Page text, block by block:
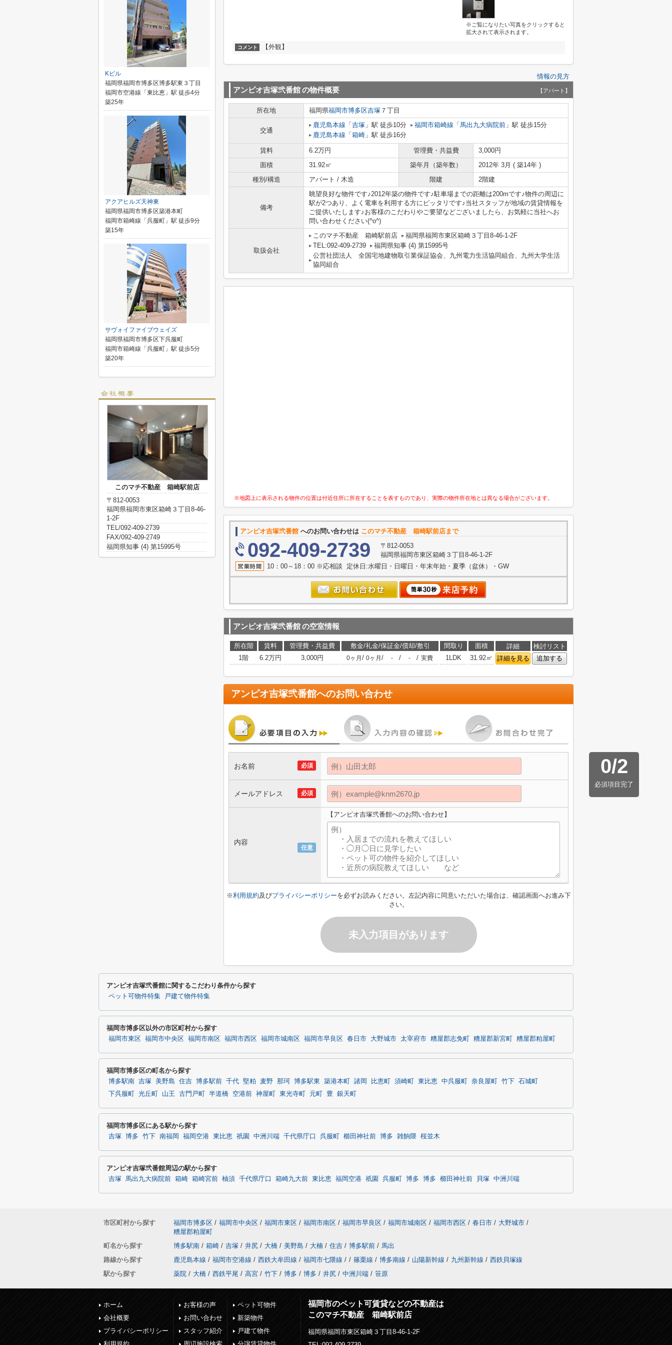
※ご覧になりたい写真をクリックすると
拡大されて表示されます。
コメント 【外観】
情報の見方
アンピオ吉塚弐番館の物件概要 【アパート】
所在地 福岡県福岡市博多区吉塚 ７丁目
交通
鹿児島本線 「 吉塚 」駅 徒歩10分 福岡市箱崎線 「 馬出九大病院前 」駅 徒歩15分
鹿児島本線 「 箱崎 」駅 徒歩16分
賃料 6.2万円 管理費・共益費
3,000円
面積
31.92㎡ 築年月（築年数）
2012年 3月 ( 築14年 )
種別/構造
アパート / 木造 階建 2階建
備考
眺望良好な物件です♪2012年築の物件です♪駐車場までの距離は200mです♪物件の周辺に
駅が2つあり、よく電車を利用する方にピッタリです♪当社スタッフが地域の賃貸情報を
ご提供いたします♪お客様のこだわりやご要望などございましたら、お気軽に当社へお
問い合わせください(^o^)
取扱会社
このマチ不動産 箱崎駅前店
福岡県福岡市東区箱崎３丁目8-46-1-2F
TEL:092-409-2739
福岡県知事 (4) 第15995号
公営社団法人 全国宅地建物取引業保証協会、九州電力生活協同組合、九州大学生活
協同組合
※地図上に表示される物件の位置は付近住所に所在することを表すものであり、実際の物件所在地とは異なる場合がございます。
アンピオ吉塚弐番館 へのお問い合わせは このマチ不動産 箱崎駅前店まで
092-409-2739
〒812-0053
福岡県福岡市東区箱崎３丁目8-46-1-2F
10：00～18：00 ※応相談 定休日:水曜日・日曜日・年末年始・夏季（盆休）・GW
アンピオ吉塚弐番館の空室情報
所在階 賃料 管理費・共益費 敷金/礼金/保証金/償却/敷引 間取り 面積 詳細
検討リスト
1階
6.2万円 3,000円 0ヶ月 / 0ヶ月 / - / - / 実費 1LDK 31.92㎡ 詳細を見る 追加する
アンピオ吉塚弐番館へのお問い合わせ
0/2
必須項目完了
必須
お名前
必須
メールアドレス
任意
内容
【アンピオ吉塚弐番館へのお問い合わせ】
※利用規約及びプライバシーポリシーを必ずお読みください。左記内容に同意いただいた場合は、確認画面へお進み下
さい。
未入力項目があります
Kビル
福岡県福岡市博多区博多駅東３丁目
福岡市空港線「東比恵」駅 徒歩4分
築25年
アクアヒルズ天神東
福岡県福岡市博多区築港本町
福岡市箱崎線「呉服町」駅 徒歩9分
築15年
サヴォイファイブウェイズ
福岡県福岡市博多区下呉服町
福岡市箱崎線「呉服町」駅 徒歩5分
築20年
このマチ不動産 箱崎駅前店
〒812-0053
福岡県福岡市東区箱崎３丁目8-46-
1-2F
TEL/092-409-2739
FAX/092-409-2749
福岡県知事 (4) 第15995号
アンピオ吉塚弐番館に関するこだわり条件から探す
ペット可物件特集 戸建て物件特集
福岡市博多区以外の市区町村から探す
福岡市東区 福岡市中央区 福岡市南区 福岡市西区 福岡市城南区 福岡市早良区 春日市 大野城市 太宰府市 糟屋郡志免町 糟屋郡新宮町 糟屋郡粕屋町
福岡市博多区の町名から探す
博多駅南 吉塚 美野島 住吉 博多駅前 千代 堅粕 麦野 那珂 博多駅東 築港本町 諸岡 比恵町 須崎町 東比恵 中呉服町 奈良屋町 竹下
石城町
下呉服町
光丘町 山王 古門戸町 半道橋 空港前 神屋町 東光寺町 元町 豊 銀天町
福岡市博多区にある駅から探す
吉塚 博多 竹下 南福岡 福岡空港 東比恵 祇園 中洲川端 千代県庁口 呉服町 櫛田神社前 博多 雑餉隈 桜並木
アンピオ吉塚弐番館周辺の駅から探す
吉塚 馬出九大病院前 箱崎 箱崎宮前 柚須 千代県庁口 箱崎九大前 東比恵 福岡空港 祇園 呉服町 博多 博多 櫛田神社前 貝塚 中洲川端
市区町村から探す 福岡市博多区 / 福岡市中央区 / 福岡市東区 / 福岡市南区 / 福岡市早良区 / 福岡市城南区 / 福岡市西区 / 春日市 / 大野城市 /
糟屋郡粕屋町
町名から探す
博多駅南 / 箱崎 / 吉塚 / 井尻 / 大橋 / 美野島 / 大楠 / 住吉 / 博多駅前 / 馬出
路線から探す
鹿児島本線 / 福岡市空港線 / 西鉄大牟田線 / 福岡市七隈線 / / 篠栗線 / 博多南線 / 山陽新幹線 / 九州新幹線 / 西鉄貝塚線
駅から探す
薬院 / 大橋 / 西鉄平尾 / 高宮 / 竹下 / 博多 / 博多 / 井尻 / 中洲川端 / 笹原
ホーム
会社概要
プライバシーポリシー
お客様の声
お問い合わせ
スタッフ紹介
ペット可物件
新築物件
戸建て物件
福岡市のペット可賃貸などの不動産は
このマチ不動産 箱崎駅前店
福岡県福岡市東区箱崎３丁目8-46-1-2F